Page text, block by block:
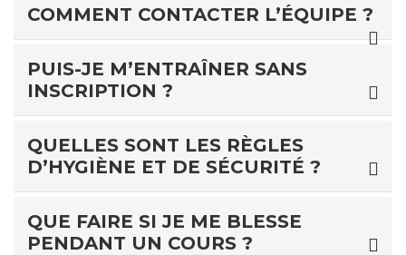
COMMENT CONTACTER L’ÉQUIPE ?
PUIS-JE M’ENTRAÎNER SANS
INSCRIPTION ?
QUELLES SONT LES RÈGLES
D’HYGIÈNE ET DE SÉCURITÉ ?
QUE FAIRE SI JE ME BLESSE
PENDANT UN COURS ?